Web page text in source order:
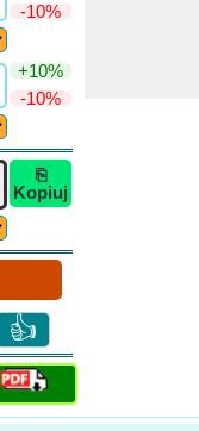
-10%
+10%
-10%
⎘
Kopiuj
👍